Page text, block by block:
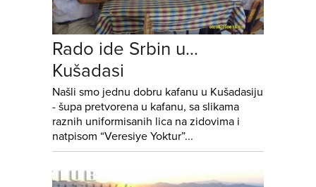
Rado ide Srbin u…
Kušadasi
Našli smo jednu dobru kafanu u Kušadasiju
- šupa pretvorena u kafanu, sa slikama
raznih uniformisanih lica na zidovima i
natpisom “Veresiye Yoktur”...